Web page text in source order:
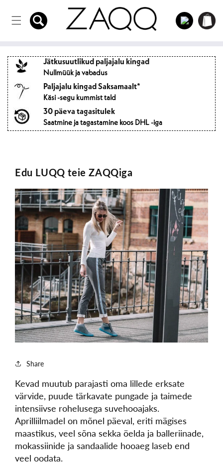
sisule
Sisse
logima
Ostukorvi
Jätkusuutlikud paljajalu kingad
Nullmüük ja vabadus
Paljajalu kingad Saksamaalt*
Käsi -segu kummist tald
30 päeva tagasitulek
Saatmine ja tagastamine koos DHL -iga
Edu LUQQ teie ZAQQiga
Share
Kevad muutub parajasti oma lillede erksate
värvide, puude tärkavate pungade ja taimede
intensiivse rohelusega suvehooajaks.
Aprilliilmadel on mõnel päeval, eriti mägises
maastikus, veel sõna sekka öelda ja balleriinade,
mokassiinide ja sandaalide hooaeg laseb end
veel oodata.